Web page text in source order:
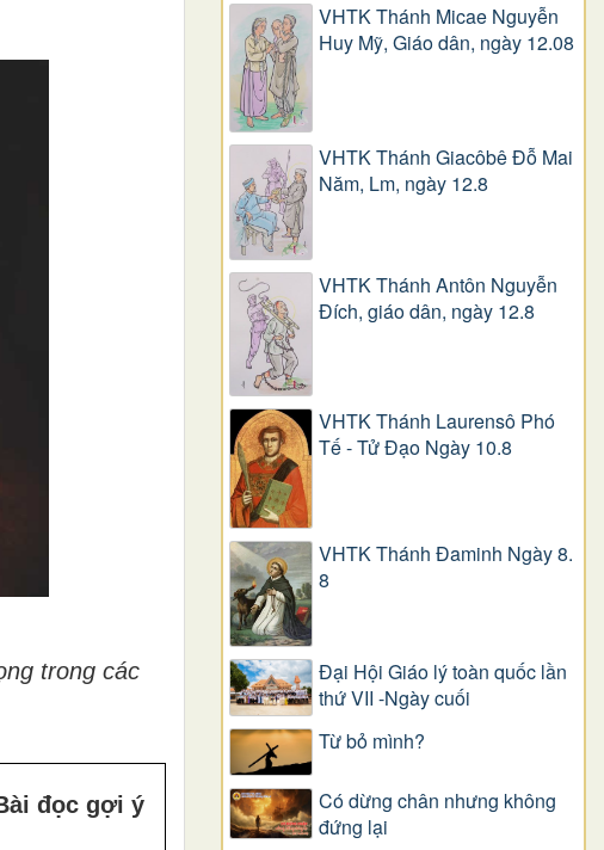
trong các
đọc gợi ý
VHTK Thánh Micae Nguyễn
Huy Mỹ, Giáo dân, ngày 12.08
VHTK Thánh Giacôbê Ðỗ Mai
Năm, Lm, ngày 12.8
VHTK Thánh Antôn Nguyễn
Ðích, giáo dân, ngày 12.8
VHTK Thánh Laurensô Phó
Tế - Tử Đạo Ngày 10.8
VHTK Thánh Đaminh Ngày 8.
8
Đại Hội Giáo lý toàn quốc lần
thứ VII -Ngày cuối
Từ bỏ mình?
Có dừng chân nhưng không
đứng lại